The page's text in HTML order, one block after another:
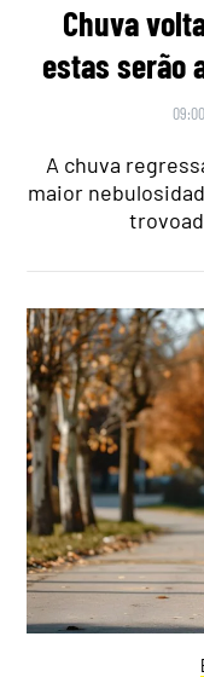
Chuva
estas serão
A chuva
maior